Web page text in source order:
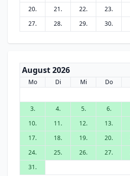
20.
21. 22. 23.
27.
28. 29. 30.
August 2026
Mo Di Mi Do
3.
4. 5. 6.
10.
11. 12. 13.
17.
18. 19. 20.
24.
25. 26. 27.
31.